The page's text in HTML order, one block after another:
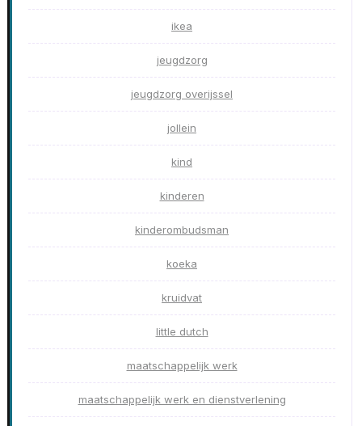
ikea
jeugdzorg
jeugdzorg overijssel
jollein
kind
kinderen
kinderombudsman
koeka
kruidvat
little dutch
maatschappelijk werk
maatschappelijk werk en dienstverlening